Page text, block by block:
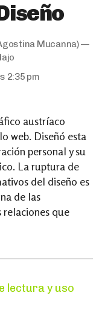
Mucanna) —
2:35 pm
austríaco
web. Diseñó esta
personal y su
La ruptura de
del diseño es
de las
relaciones que
lectura y uso